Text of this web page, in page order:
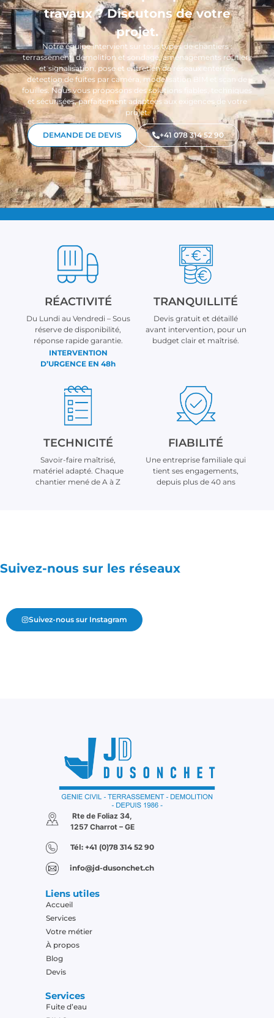
travaux ? Discutons de votre
projet.
Notre équipe intervient sur tous types de chantiers :
terrassement, démolition et sondage, aménagements routiers
et signalisation, pose et entretien de réseaux enterrés,
détection de fuites par caméra, modélisation BIM et scan de
fouilles. Nous vous proposons des solutions fiables, techniques
et sécurisées, parfaitement adaptées aux exigences de votre
projet.
DEMANDE DE DEVIS +41 078 314 52 90
RÉACTIVITÉ
Du Lundi au Vendredi – Sous
réserve de disponibilité,
réponse rapide garantie.
INTERVENTION
D’URGENCE EN 48h
TRANQUILLITÉ
Devis gratuit et détaillé
avant intervention, pour un
budget clair et maîtrisé.
TECHNICITÉ
Savoir-faire maîtrisé,
matériel adapté. Chaque
chantier mené de A à Z
FIABILITÉ
Une entreprise familiale qui
tient ses engagements,
depuis plus de 40 ans
Suivez-nous sur les réseaux
Suivez-nous sur Instagram
Rte de Foliaz 34,
1257 Charrot – GE
Tél: +41 (0)78 314 52 90
info@jd-dusonchet.ch
Liens utiles
Accueil
Services
Votre métier
À propos
Blog
Devis
Services
Fuite d’eau